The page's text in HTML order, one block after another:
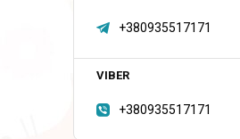
+380935517171
+380935517171